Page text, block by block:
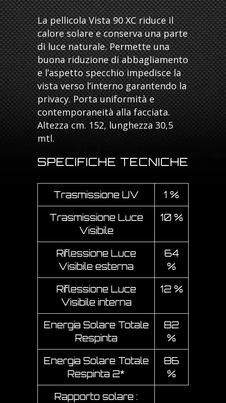
La pellicola Vista 90 XC riduce il
calore solare e conserva una parte
di luce naturale. Permette una
buona riduzione di abbagliamento
e l’aspetto specchio impedisce la
vista verso l’interno garantendo la
privacy. Porta uniformità e
contemporaneità alla facciata.
Altezza cm. 152, lunghezza 30,5
mtl.
SPECIFICHE TECNICHE
Trasmissione UV 1 %
Trasmissione Luce
Visibile
10 %
Riflessione Luce
Visibile esterna
64
%
Riflessione Luce
Visibile interna
12 %
Energia Solare Totale
Respinta
82
%
Energia Solare Totale
Respinta 2*
86
%
Rapporto solare :